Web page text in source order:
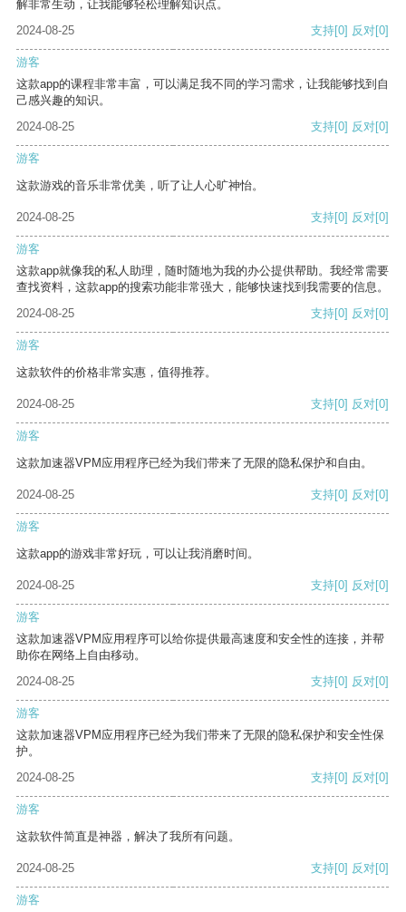
解非常生动，让我能够轻松理解知识点。
2024-08-25
支持[0] 反对[0]
游客
这款app的课程非常丰富，可以满足我不同的学习需求，让我能够找到自
己感兴趣的知识。
2024-08-25
支持[0] 反对[0]
游客
这款游戏的音乐非常优美，听了让人心旷神怡。
2024-08-25 支持[0] 反对[0]
游客
这款app就像我的私人助理，随时随地为我的办公提供帮助。我经常需要
查找资料，这款app的搜索功能非常强大，能够快速找到我需要的信息。
2024-08-25
支持[0] 反对[0]
游客
这款软件的价格非常实惠，值得推荐。
2024-08-25 支持[0] 反对[0]
游客
这款加速器VPM应用程序已经为我们带来了无限的隐私保护和自由。
2024-08-25 支持[0] 反对[0]
游客
这款app的游戏非常好玩，可以让我消磨时间。
2024-08-25 支持[0] 反对[0]
游客
这款加速器VPM应用程序可以给你提供最高速度和安全性的连接，并帮
助你在网络上自由移动。
2024-08-25
支持[0] 反对[0]
游客
这款加速器VPM应用程序已经为我们带来了无限的隐私保护和安全性保
护。
2024-08-25
支持[0] 反对[0]
游客
这款软件简直是神器，解决了我所有问题。
2024-08-25 支持[0] 反对[0]
游客